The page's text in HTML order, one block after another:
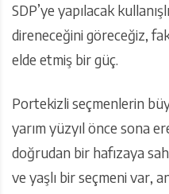
SDP’ye yapılacak
direneceğini göreceğiz,
elde etmiş bir güç.
Portekizli seçmenlerin
yarım yüzyıl önce sona
doğrudan bir hafızaya
ve yaşlı bir seçmeni var,